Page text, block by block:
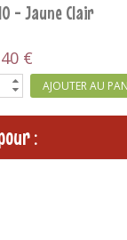
- Gris Pierre - FS
€
AJOUTER AU
: